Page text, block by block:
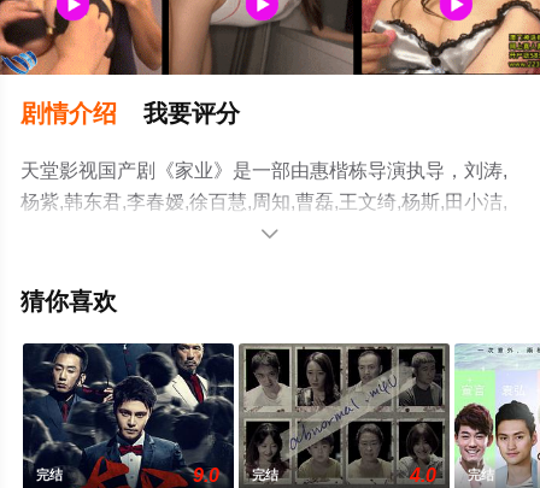
剧情介绍 我要评分
天堂影视国产剧《家业》是一部由惠楷栋导演执导，刘涛,
杨紫,韩东君,李春嫒,徐百慧,周知,曹磊,王文绮,杨斯,田小洁,
李泓良,李洪涛,付嘉,吴冕,李宝安,富大龙,张喜前,洪洋,朱辉,
演绎的中国大陆电视剧，大结局剧情已揭晓（1-42全
堂电影网，更多相关信息可移步至豆瓣电视剧、电视猫或
剧情网等平台了解。

猜你喜欢
完结 9.0 完结 4.0 完结